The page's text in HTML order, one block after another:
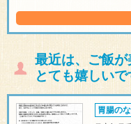
最近は、ご飯
とても嬉しいで
胃腸の